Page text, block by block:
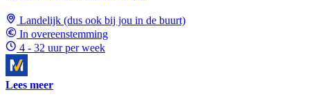
Landelijk (dus ook bij jou in de buurt)
In overeenstemming
4 - 32 uur per week
Lees meer